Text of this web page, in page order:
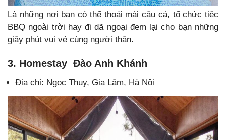
Là những nơi bạn có thể thoải mái câu cá, tổ chức tiệc
BBQ ngoài trời hay đi dã ngoại đem lại cho bạn những
giây phút vui vẻ cùng người thân.
3. Homestay Đào Anh Khánh
Địa chỉ: Ngọc Thụy, Gia Lâm, Hà Nội